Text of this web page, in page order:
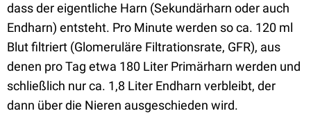
dass der eigentliche Harn (Sekundärharn oder auch
Endharn) entsteht. Pro Minute werden so ca. 120 ml
Blut filtriert (Glomeruläre Filtrationsrate, GFR), aus
denen pro Tag etwa 180 Liter Primärharn werden und
schließlich nur ca. 1,8 Liter Endharn verbleibt, der
dann über die Nieren ausgeschieden wird.